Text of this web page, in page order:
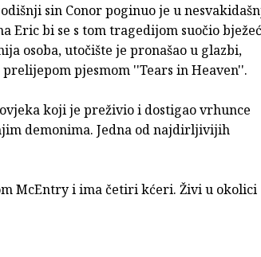
sin Conor poginuo je u
Eric bi se s tom tragedijom suočio
osoba, utočište je pronašao u glazbi,
pjesmom ''Tears in Heaven''.
koji je preživio i dostigao vrhunce
demonima. Jedna od najdirljivijih
McEntry i ima četiri kćeri. Živi u okolici